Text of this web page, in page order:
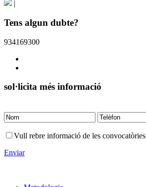
|
Tens algun dubte?
934169300
sol·licita més informació
Vull rebre informació de les convocatòries
Enviar